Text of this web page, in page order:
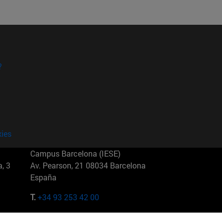
3
Campus Barcelona (IESE)
Av. Pearson, 21 08034 Barcelona
España
T.+34 93 253 42 00